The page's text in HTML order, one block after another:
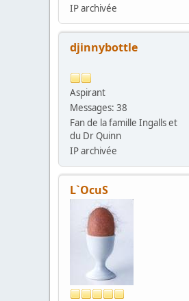
IP archivée
djinnybottle
Aspirant
Messages: 38
Fan de la famille Ingalls et
du Dr Quinn
IP archivée
L`OcuS